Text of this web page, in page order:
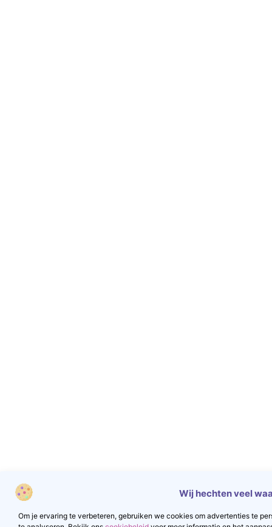
Wij hechten veel
Om je ervaring te verbeteren, gebruiken we cookies om advertenties te